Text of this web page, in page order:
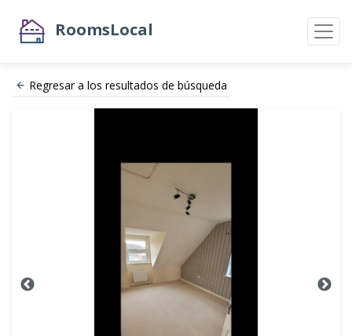
RoomsLocal
Regresar a los resultados de búsqueda